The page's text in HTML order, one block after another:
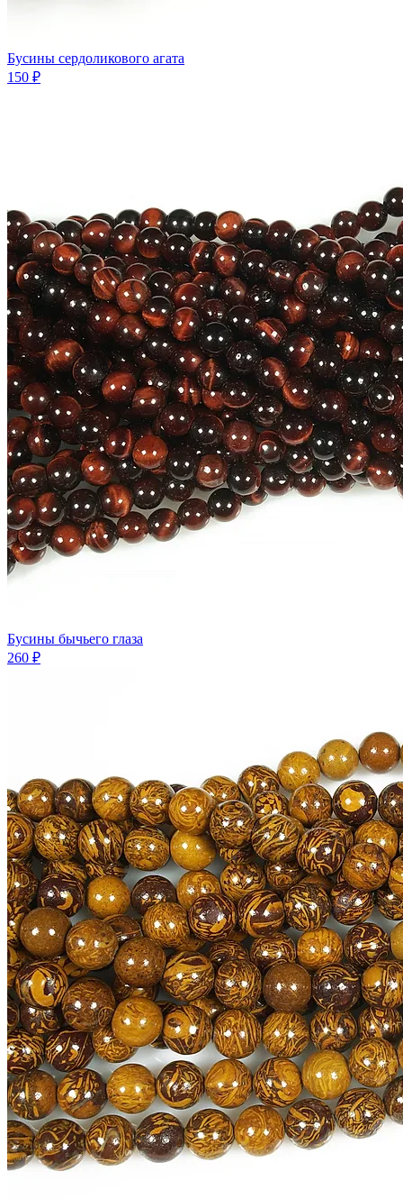
Бусины сердоликового агата
150 ₽
Бусины бычьего глаза
260 ₽